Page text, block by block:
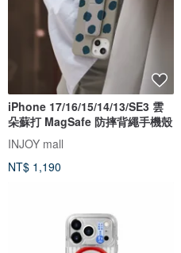
iPhone 17/16/15/14/13/SE3 雲
朵蘇打 MagSafe 防摔背繩手機殼
INJOY mall
NT$ 1,190